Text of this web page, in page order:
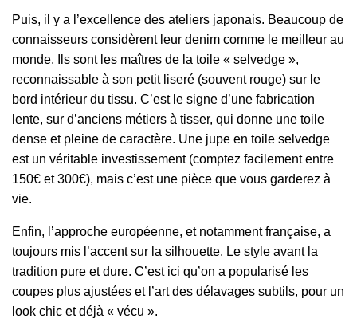
Puis, il y a l’excellence des ateliers japonais. Beaucoup de
connaisseurs considèrent leur denim comme le meilleur au
monde. Ils sont les maîtres de la toile « selvedge »,
reconnaissable à son petit liseré (souvent rouge) sur le
bord intérieur du tissu. C’est le signe d’une fabrication
lente, sur d’anciens métiers à tisser, qui donne une toile
dense et pleine de caractère. Une jupe en toile selvedge
est un véritable investissement (comptez facilement entre
150€ et 300€), mais c’est une pièce que vous garderez à
vie.
Enfin, l’approche européenne, et notamment française, a
toujours mis l’accent sur la silhouette. Le style avant la
tradition pure et dure. C’est ici qu’on a popularisé les
coupes plus ajustées et l’art des délavages subtils, pour un
look chic et déjà « vécu ».